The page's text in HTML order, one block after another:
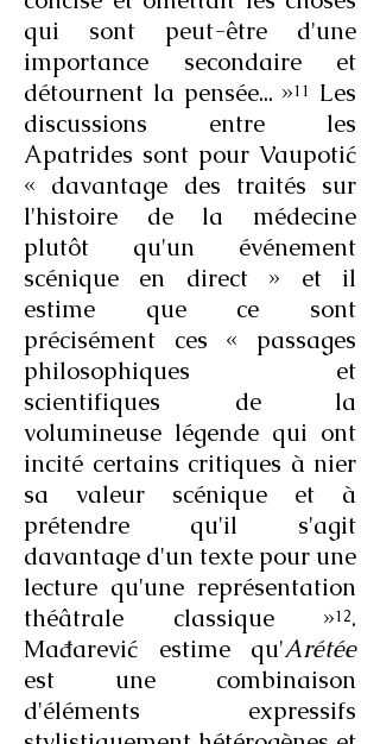
qui sont peut-être d'une
importance secondaire et
détournent la pensée... »¹¹ Les
discussions entre les
Apatrides sont pour Vaupotić
« davantage des traités sur
l'histoire de la médecine
plutôt qu'un événement
scénique en direct » et il
estime que ce sont
précisément ces « passages
philosophiques et
scientifiques de la
volumineuse légende qui ont
incité certains critiques à nier
sa valeur scénique et à
prétendre qu'il s'agit
davantage d'un texte pour une
lecture qu'une représentation
théâtrale classique »¹².
Mađarević estime qu'Arétée
est une combinaison
d'éléments expressifs